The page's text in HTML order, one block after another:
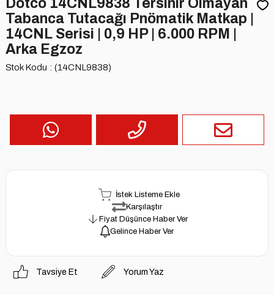
Dotco 14CNL9838 Tersinir Olmayan
Tabanca Tutacağı Pnömatik Matkap |
14CNL Serisi | 0,9 HP | 6.000 RPM |
Arka Egzoz
Stok Kodu (14CNL9838)
İstek Listeme Ekle
Karşılaştır
Fiyat Düşünce Haber Ver
Gelince Haber Ver
Tavsiye Et Yorum Yaz